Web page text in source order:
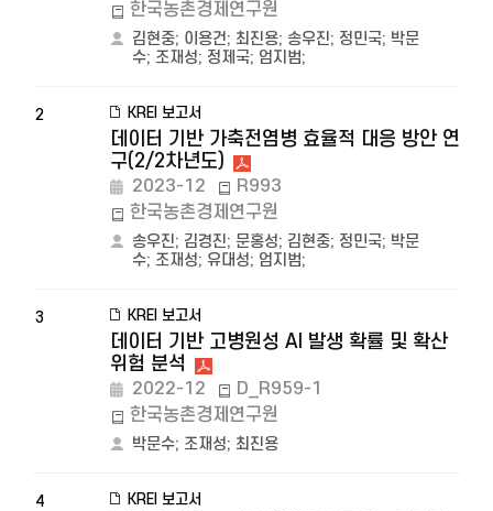
한국농촌경제연구원
김현중; 이용건; 최진용; 송우진; 정민국; 박문
수; 조재성; 정제국; 엄지범;
2 KREI 보고서
데이터 기반 가축전염병 효율적 대응 방안 연
구(2/2차년도)
2023-12
R993
한국농촌경제연구원
송우진; 김경진; 문홍성; 김현중; 정민국; 박문
수; 조재성; 유대성; 엄지범;
3 KREI 보고서
데이터 기반 고병원성 AI 발생 확률 및 확산
위험 분석
2022-12
D_R959-1
한국농촌경제연구원
박문수; 조재성; 최진용
4 KREI 보고서